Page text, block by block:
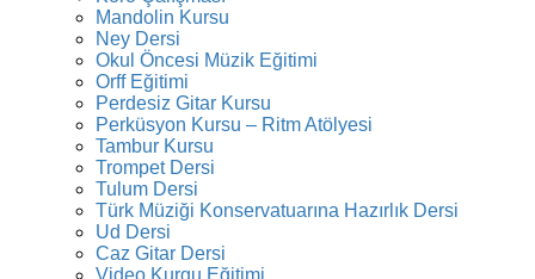
Mandolin Kursu
Ney Dersi
Okul Öncesi Müzik Eğitimi
Orff Eğitimi
Perdesiz Gitar Kursu
Perküsyon Kursu – Ritm Atölyesi
Tambur Kursu
Trompet Dersi
Tulum Dersi
Türk Müziği Konservatuarına Hazırlık Dersi
Ud Dersi
Caz Gitar Dersi
Video Kurgu Eğitimi